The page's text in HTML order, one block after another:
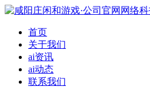
首页
关于我们
ai资讯
ai动态
联系我们